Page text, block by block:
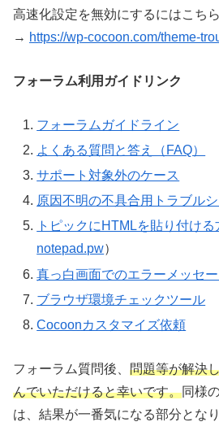
高速化設定を無効にするにはこちら
→ https://wp-cocoon.com/theme-
フォーラム利用ガイドリンク
フォーラムガイドライン
よくある質問と答え（FAQ）
サポート対象外のケース
原因不明の不具合用トラブル
トピックにHTMLを貼り付ける
notepad.pw）
真っ白画面でのエラーメッセ
ブラウザ環境チェックツール
Cocoonカスタマイズ依頼
フォーラム質問後、 問題等が解決
んでいただけると幸いです。同様
は、結果が一番気になる部分となり